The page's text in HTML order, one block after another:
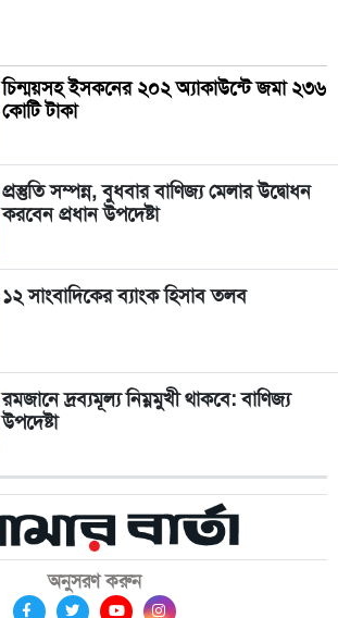
চিন্ময়সহ ইসকনের ২০২ অ্যাকাউন্টে জমা ২৩৬
কোটি টাকা
প্রস্তুতি সম্পন্ন, বুধবার বাণিজ্য মেলার উদ্বোধন
করবেন প্রধান উপদেষ্টা
১২ সাংবাদিকের ব্যাংক হিসাব তলব
রমজানে দ্রব্যমূল্য নিম্নমুখী থাকবে: বাণিজ্য
উপদেষ্টা
অনুসরণ করুন